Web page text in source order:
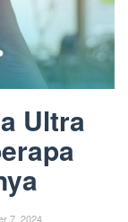
Ultra
7, 2024